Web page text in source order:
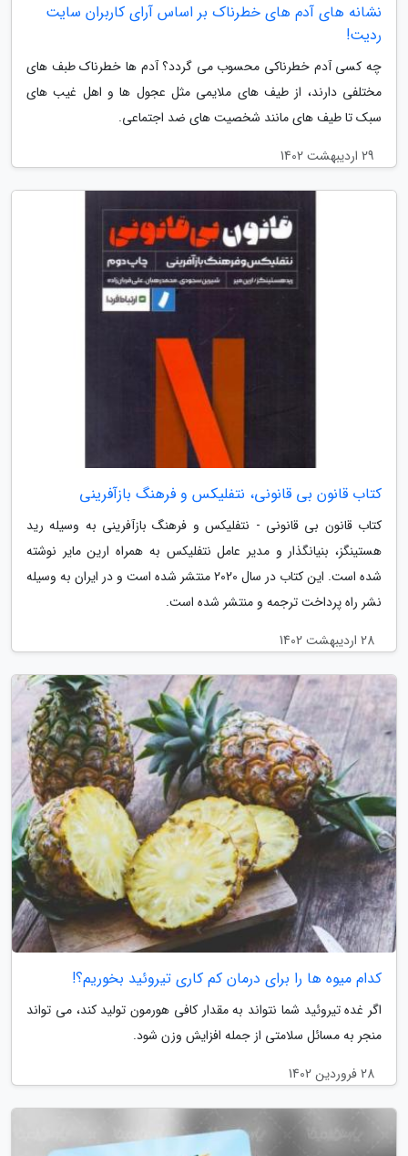
نشانه های آدم های خطرناک بر اساس آرای کاربران سایت
ردیت!
چه کسی آدم خطرناکی محسوب می گردد؟ آدم ها خطرناک طبف های
مختلفی دارند، از طیف های ملایمی مثل عجول ها و اهل غیب های
سبک تا طیف های مانند شخصیت های ضد اجتماعی.
29 اردیبهشت 1402
کتاب قانون بی قانونی، نتفلیکس و فرهنگ بازآفرینی
کتاب قانون بی قانونی - نتفلیکس و فرهنگ بازآفرینی به وسیله رید
هستینگز، بنیانگذار و مدیر عامل نتفلیکس به همراه ارین مایر نوشته
شده است. این کتاب در سال 2020 منتشر شده است و در ایران به وسیله
نشر راه پرداخت ترجمه و منتشر شده است.
28 اردیبهشت 1402
کدام میوه ها را برای درمان کم کاری تیروئید بخوریم؟!
اگر غده تیروئید شما نتواند به مقدار کافی هورمون تولید کند، می تواند
منجر به مسائل سلامتی از جمله افزایش وزن شود.
28 فروردین 1402